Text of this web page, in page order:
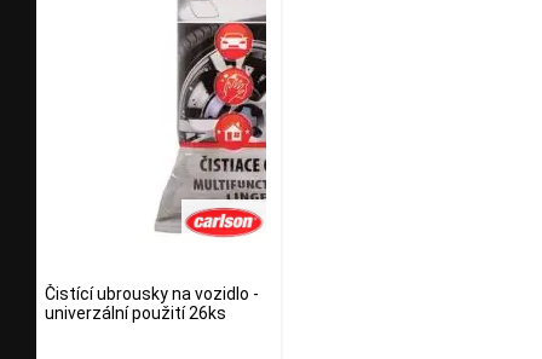
Čistící ubrousky na vozidlo -
univerzální použití 26ks